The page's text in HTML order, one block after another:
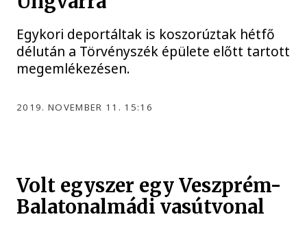
Egykori deportáltak is koszorúztak hétfő
délután a Törvényszék épülete előtt tartott
megemlékezésen.
2019. NOVEMBER 11. 15:16
Volt egyszer egy Veszprém-
Balatonalmádi vasútvonal